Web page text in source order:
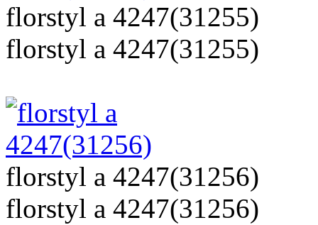
florstyl a 4247(31255)
florstyl a 4247(31255)
florstyl a 4247(31256)
florstyl a 4247(31256)